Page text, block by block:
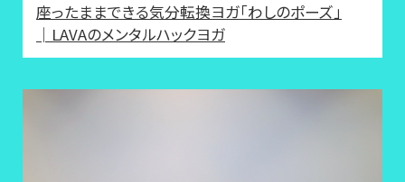
座ったままできる気分転換ヨガ「わしのポーズ」
│LAVAのメンタルハックヨガ